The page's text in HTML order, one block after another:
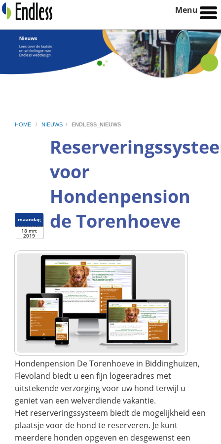
Menu
HOME / NIEUWS / ENDLESS_NIEUWS
voor
Hondenpension
de Torenhoeve
maandag
18 mrt
2019
Hondenpension De Torenhoeve in Biddinghuizen,
Flevoland biedt u een fijn logeeradres met
uitstekende verzorging voor uw hond terwijl u
geniet van een welverdiende vakantie.
Het reserveringssysteem biedt de mogelijkheid een
plaatsje voor de hond te reserveren. Je kunt
meerdere honden opgeven en desgewenst een